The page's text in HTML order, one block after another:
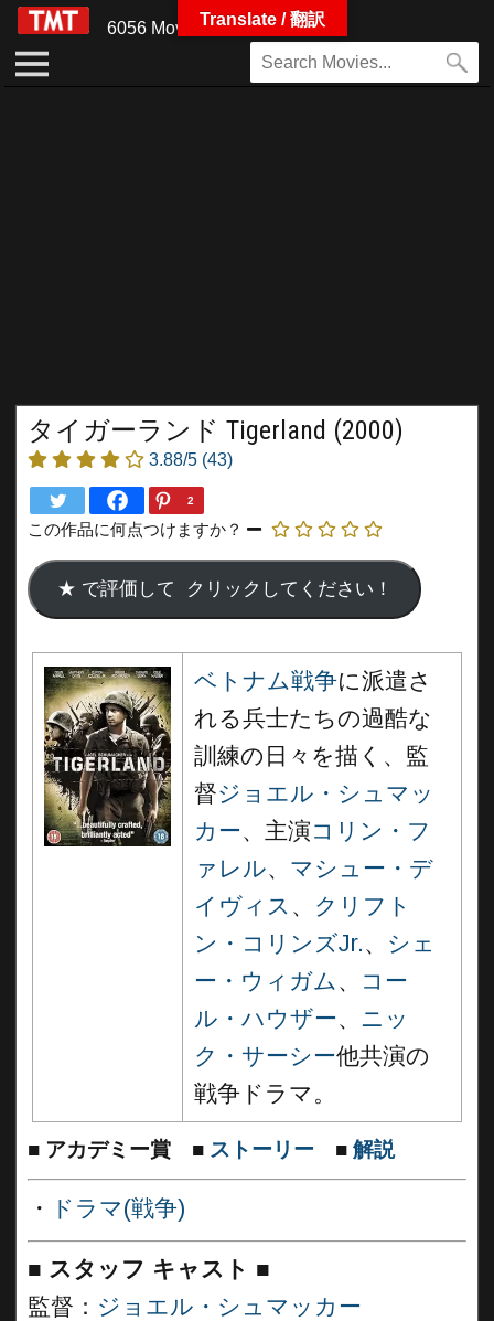
6056 Movies
タイガーランド Tigerland (2000)
3.88/5 (43)
2
この作品に何点つけますか？
ベトナム戦争に派遣さ
れる兵士たちの過酷な
訓練の日々を描く、監
督ジョエル・シュマッ
カー、主演コリン・フ
ァレル、 マシュー・デ
イヴィス 、 クリフト
ン・コリンズJr.、 シェ
ー・ウィガム、
コー
ル・ハウザー、 ニッ
ク・サーシー他共演の
戦争ドラマ。
■ アカデミー賞 ■ ストーリー ■ 解説
・ ドラマ(戦争)
■ スタッフ キャスト ■
監督： ジョエル・シュマッカー
Translate / 翻訳